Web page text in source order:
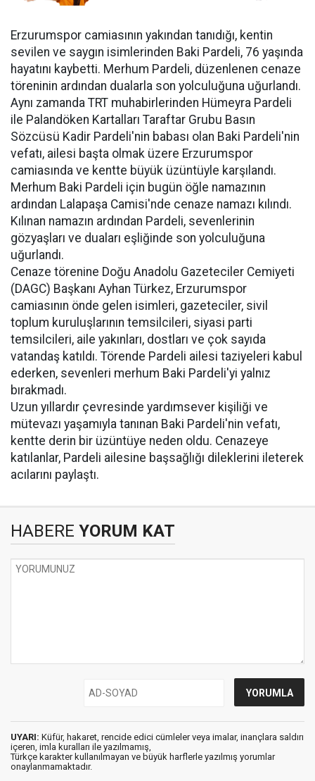
Erzurumspor camiasının yakından tanıdığı, kentin
sevilen ve saygın isimlerinden Baki Pardeli, 76 yaşında
hayatını kaybetti. Merhum Pardeli, düzenlenen cenaze
töreninin ardından dualarla son yolculuğuna uğurlandı.
Aynı zamanda TRT muhabirlerinden Hümeyra Pardeli
ile Palandöken Kartalları Taraftar Grubu Basın
Sözcüsü Kadir Pardeli'nin babası olan Baki Pardeli'nin
vefatı, ailesi başta olmak üzere Erzurumspor
camiasında ve kentte büyük üzüntüyle karşılandı.
Merhum Baki Pardeli için bugün öğle namazının
ardından Lalapaşa Camisi'nde cenaze namazı kılındı.
Kılınan namazın ardından Pardeli, sevenlerinin
gözyaşları ve duaları eşliğinde son yolculuğuna
uğurlandı.
Cenaze törenine Doğu Anadolu Gazeteciler Cemiyeti
(DAGC) Başkanı Ayhan Türkez, Erzurumspor
camiasının önde gelen isimleri, gazeteciler, sivil
toplum kuruluşlarının temsilcileri, siyasi parti
temsilcileri, aile yakınları, dostları ve çok sayıda
vatandaş katıldı. Törende Pardeli ailesi taziyeleri kabul
ederken, sevenleri merhum Baki Pardeli'yi yalnız
bırakmadı.
Uzun yıllardır çevresinde yardımsever kişiliği ve
mütevazı yaşamıyla tanınan Baki Pardeli'nin vefatı,
kentte derin bir üzüntüye neden oldu. Cenazeye
katılanlar, Pardeli ailesine başsağlığı dileklerini ileterek
acılarını paylaştı.
HABERE YORUM KAT
UYARI: Küfür, hakaret, rencide edici cümleler veya imalar, inançlara saldırı
içeren, imla kuralları ile yazılmamış,
Türkçe karakter kullanılmayan ve büyük harflerle yazılmış yorumlar
onaylanmamaktadır.